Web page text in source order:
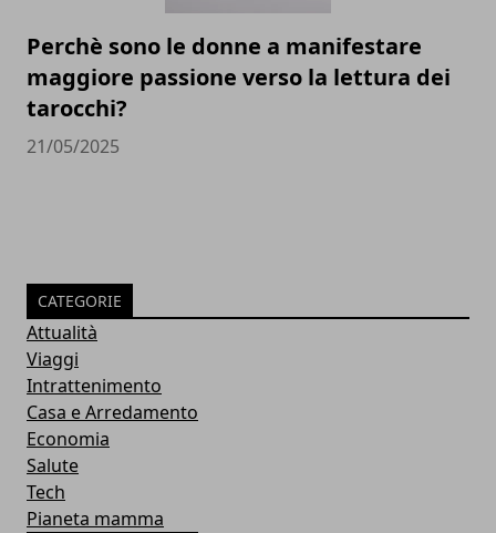
Perchè sono le donne a manifestare
maggiore passione verso la lettura dei
tarocchi?
21/05/2025
CATEGORIE
Attualità
Viaggi
Intrattenimento
Casa e Arredamento
Economia
Salute
Tech
Pianeta mamma